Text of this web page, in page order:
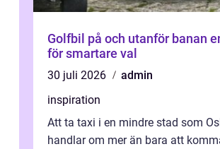
Golfbil på och utanför banan en guide
för smartare val
30 juli 2026
admin
inspiration
Att ta taxi i en mindre stad som
handlar om mer än bara att